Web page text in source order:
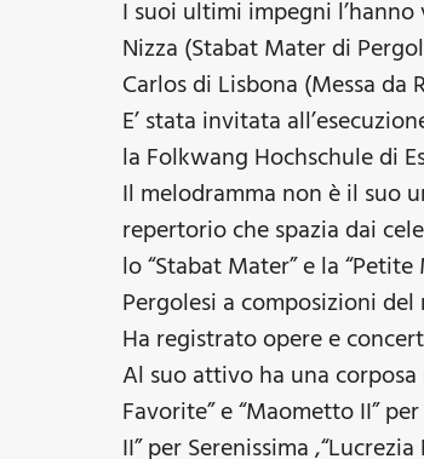
I suoi ultimi impegni
Nizza (Stabat Mater di
Carlos di Lisbona (Messa da
E’ stata invitata
la Folkwang Hochschule di
Il melodramma non è il suo
repertorio che spazia dai
lo “Stabat Mater” e la
Pergolesi a composizioni
Ha registrato opere e
Al suo attivo ha una corposa
Favorite” e “Maometto II”
II” per Serenissima